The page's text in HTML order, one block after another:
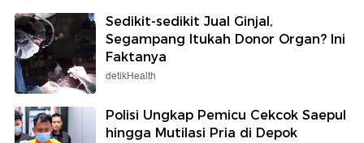
Sedikit-sedikit Jual Ginjal,
Segampang Itukah Donor Organ? Ini
Faktanya
detikHealth
Polisi Ungkap Pemicu Cekcok Saepul
hingga Mutilasi Pria di Depok